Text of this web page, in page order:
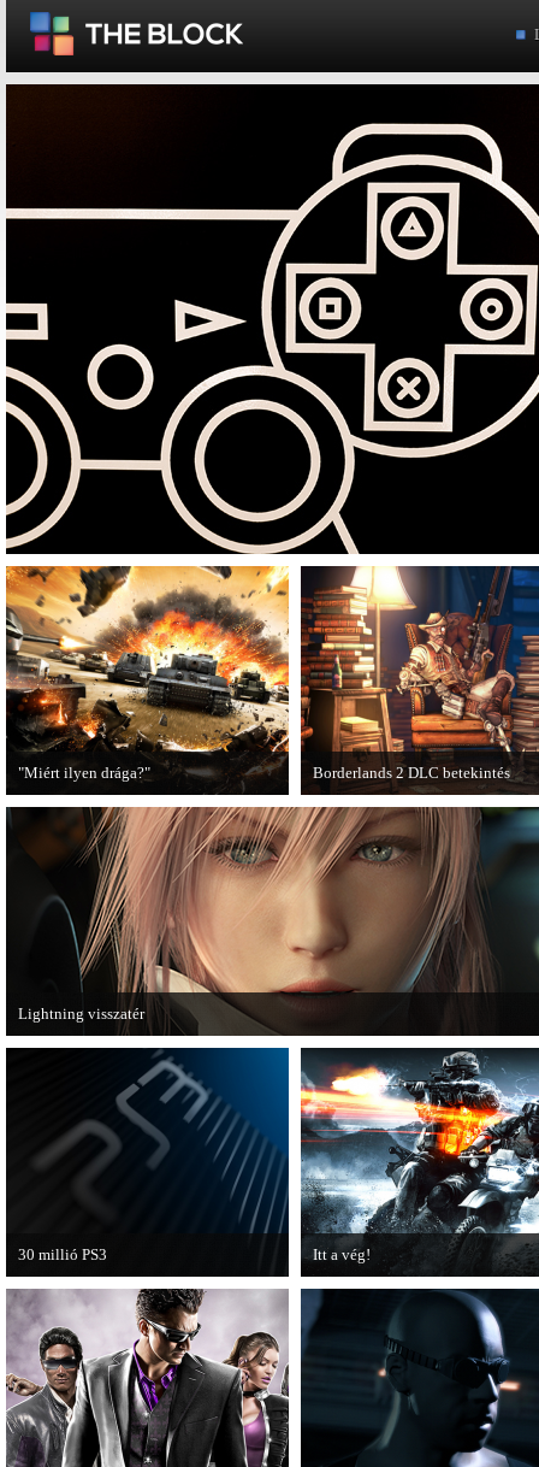
"Miért ilyen drága?"
A PC Guru utánajárt, miért kerülnek
olyan sokba a AAA-kategóriás
videojátékok.
Borderlands 2 DLC betekintés
2013. januárjában érkezik a a Sir
Hammerlock's Big Game Hunt
Borderlands 2 játékhoz.
Lightning visszatér
Megjött a Lightning Returns: Final Fantasy XIII című játék első hivatalos
30 millió PS3
A PAL régióban a PS3 átlépte a 30
milliós eladott darabszámot.
Itt a vég!
Hamarosan minden infó kiderül a
Battlefield 3 utolsó, End Game
kiegészítőjéről.